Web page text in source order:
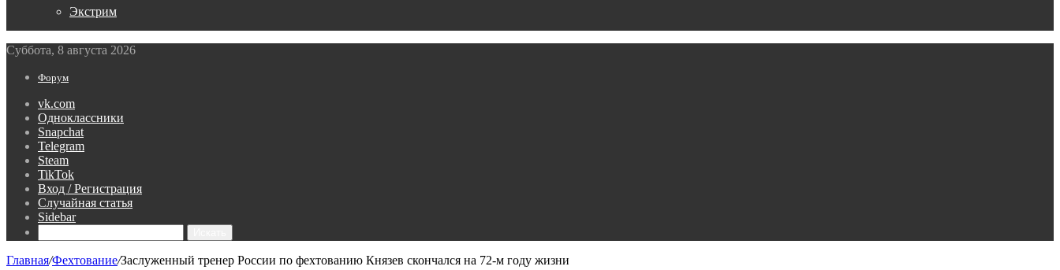
Экстрим
Суббота, 8 августа 2026
Форум
vk.com
Одноклассники
Snapchat
Telegram
Steam
TikTok
Вход / Регистрация
Случайная статья
Sidebar
Главная/Фехтование/Заслуженный тренер России по фехтованию Князев скончался на 72‑м году жизни